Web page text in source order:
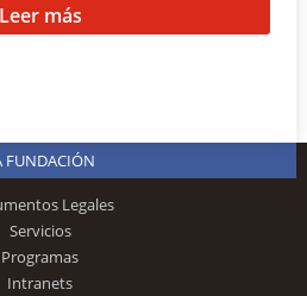
Leer más
FUNDACIÓN
Legales
Servicios
Programas
Intranets